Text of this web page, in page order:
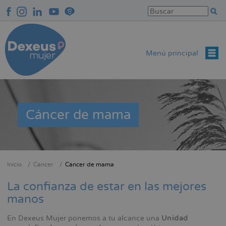
contenido
principal
Menú principal
Cáncer de mama
enlaces
de
a
Inicio Cáncer Cáncer de mama
La confianza de estar en las mejores
manos
En Dexeus Mujer ponemos a tu alcance una Unidad